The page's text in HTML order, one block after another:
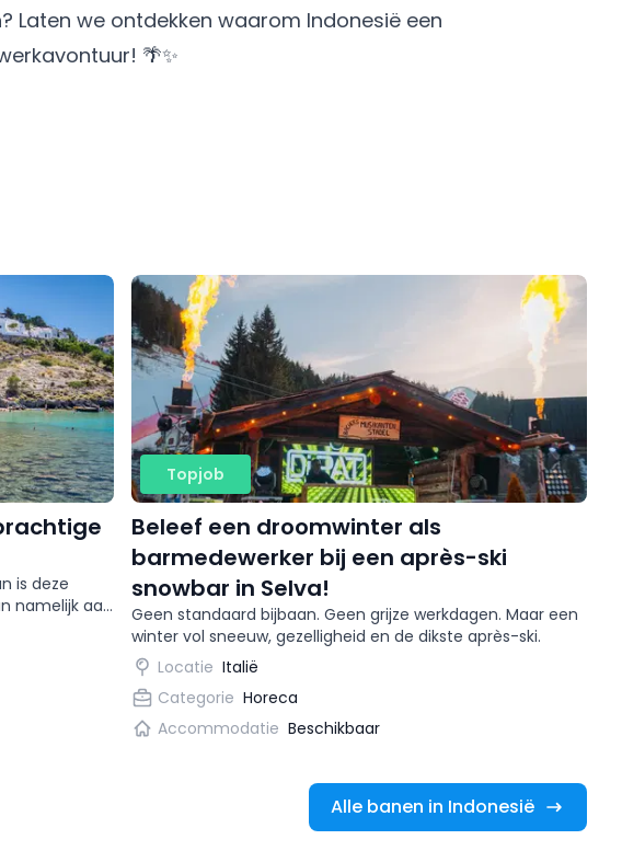
we ontdekken waarom Indonesië een
🌴✨
namelijk aan
Topjob
Beleef een droomwinter als
barmedewerker bij een après-ski
snowbar in Selva!
Geen standaard bijbaan. Geen grijze werkdagen. Maar een
winter vol sneeuw, gezelligheid en de dikste après-ski.
Locatie Italië
Categorie Horeca
Accommodatie Beschikbaar
Alle banen in Indonesië